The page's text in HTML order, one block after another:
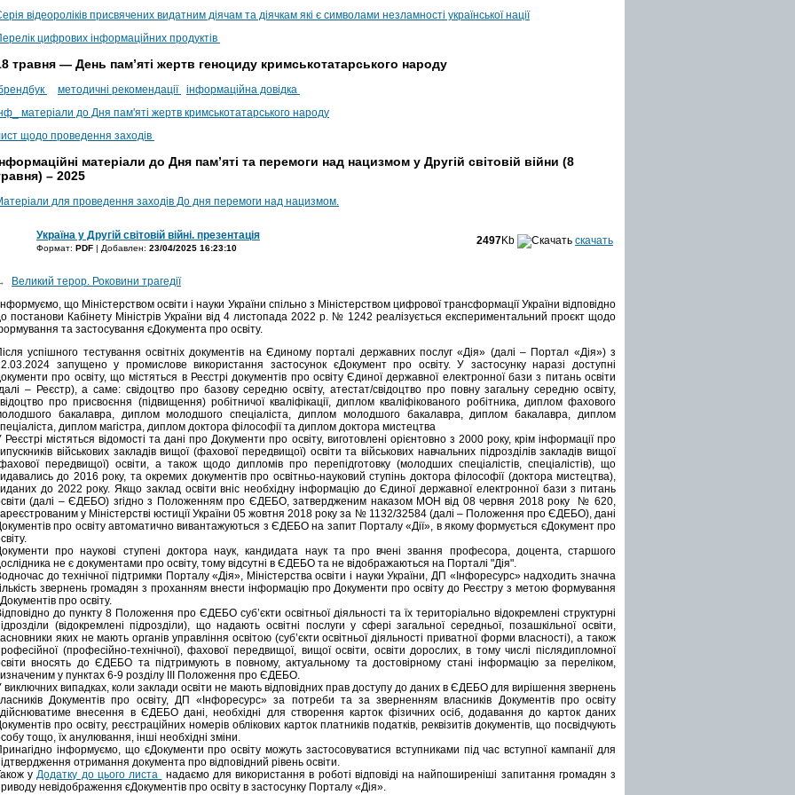
відеороліків присвячених видатним діячам та діячкам які є символами незламності української нації
цифрових інформаційних продуктів
травня — День пам’яті жертв геноциду кримськотатарського народу
методичні рекомендації інформаційна довідка
матеріали до Дня пам'яті жертв кримськотатарського народу
щодо проведення заходів
матеріали до Дня пам’яті та перемоги над нацизмом у Другій світовій війни (8
– 2025
для проведення заходів До дня перемоги над нацизмом.
Україна у Другій світовій війні. презентація
Формат: PDF | Добавлен: 23/04/2025 16:23:10
2497Kb скачать
Великий терор. Роковини трагедії
що Міністерством освіти і науки України спільно з Міністерством цифрової трансформації України відповідно
постанови Кабінету Міністрів України від 4 листопада 2022 р. № 1242 реалізується експериментальний проєкт щодо
та застосування єДокумента про освіту.
успішного тестування освітніх документів на Єдиному порталі державних послуг «Дія» (далі – Портал «Дія») з
запущено у промислове використання застосунок єДокумент про освіту. У застосунку наразі доступні
про освіту, що містяться в Реєстрі документів про освіту Єдиної державної електронної бази з питань освіти
– Реєстр), а саме: свідоцтво про базову середню освіту, атестат/свідоцтво про повну загальну середню освіту,
про присвоєння (підвищення) робітничої кваліфікації, диплом кваліфікованого робітника, диплом фахового
бакалавра, диплом молодшого спеціаліста, диплом молодшого бакалавра, диплом бакалавра, диплом
диплом магістра, диплом доктора філософії та диплом доктора мистецтва
Реєстрі містяться відомості та дані про Документи про освіту, виготовлені орієнтовно з 2000 року, крім інформації про
військових закладів вищої (фахової передвищої) освіти та військових навчальних підрозділів закладів вищої
передвищої) освіти, а також щодо дипломів про перепідготовку (молодших спеціалістів, спеціалістів), що
до 2016 року, та окремих документів про освітньо-науковий ступінь доктора філософії (доктора мистецтва),
до 2022 року. Якщо заклад освіти вніс необхідну інформацію до Єдиної державної електронної бази з питань
(далі – ЄДЕБО) згідно з Положенням про ЄДЕБО, затвердженим наказом МОН від 08 червня 2018 року № 620,
у Міністерстві юстиції України 05 жовтня 2018 року за № 1132/32584 (далі – Положення про ЄДЕБО), дані
про освіту автоматично вивантажуються з ЄДЕБО на запит Порталу «Дії», в якому формується єДокумент про
про наукові ступені доктора наук, кандидата наук та про вчені звання професора, доцента, старшого
не є документами про освіту, тому відсутні в ЄДЕБО та не відображаються на Порталі "Дія".
до технічної підтримки Порталу «Дія», Міністерства освіти і науки України, ДП «Інфоресурс» надходить значна
звернень громадян з проханням внести інформацію про Документи про освіту до Реєстру з метою формування
про освіту.
до пункту 8 Положення про ЄДЕБО суб’єкти освітньої діяльності та їх територіально відокремлені структурні
(відокремлені підрозділи), що надають освітні послуги у сфері загальної середньої, позашкільної освіти,
яких не мають органів управління освітою (суб’єкти освітньої діяльності приватної форми власності), а також
(професійно-технічної), фахової передвищої, вищої освіти, освіти дорослих, в тому числі післядипломної
вносять до ЄДЕБО та підтримують в повному, актуальному та достовірному стані інформацію за переліком,
у пунктах 6-9 розділу III Положення про ЄДЕБО.
виключних випадках, коли заклади освіти не мають відповідних прав доступу до даних в ЄДЕБО для вирішення звернень
Документів про освіту, ДП «Інфоресурс» за потреби та за зверненням власників Документів про освіту
внесення в ЄДЕБО дані, необхідні для створення карток фізичних осіб, додавання до карток даних
про освіту, реєстраційних номерів облікових карток платників податків, реквізитів документів, що посвідчують
тощо, їх анулювання, інші необхідні зміни.
інформуємо, що єДокументи про освіту можуть застосовуватися вступниками під час вступної кампанії для
отримання документа про відповідний рівень освіти.
уДодатку до цього листа
надаємо для використання в роботі відповіді на найпоширеніші запитання громадян з
невідображення єДокументів про освіту в застосунку Порталу «Дія».